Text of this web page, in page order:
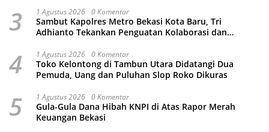
3 1 Agustus 2026 0 Komentar
Sambut Kapolres Metro Bekasi Kota Baru, Tri
Adhianto Tekankan Penguatan Kolaborasi dan
4 1 Agustus 2026 0 Komentar
Toko Kelontong di Tambun Utara Didatangi Dua
Pemuda, Uang dan Puluhan Slop Roko Dikuras
5 1 Agustus 2026 0 Komentar
Gula-Gula Dana Hibah KNPI di Atas Rapor Merah
Keuangan Bekasi